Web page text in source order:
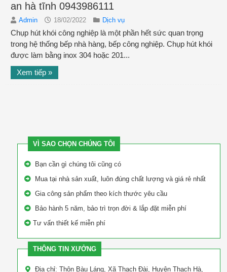
an hà tĩnh 0943986111
Admin 18/02/2022 Dịch vụ
Chụp hút khói công nghiệp là một phần hết sức quan trọng
trong hệ thống bếp nhà hàng, bếp công nghiệp. Chụp hút khói
được làm bằng inox 304 hoặc 201...
Xem tiếp »
VÌ SAO CHỌN CHÚNG TÔI
Bạn cần gì chúng tôi cũng có
Mua tại nhà sản xuất, luôn đúng chất lượng và giá rẻ nhất
Gia công sản phẩm theo kích thước yêu cầu
Bảo hành 5 năm, bảo trì trọn đời & lắp đặt miễn phí
Tư vấn thiết kế miễn phí
THÔNG TIN XƯỞNG
Địa chỉ: Thôn Bàu Láng, Xã Thạch Đài, Huyện Thạch Hà,